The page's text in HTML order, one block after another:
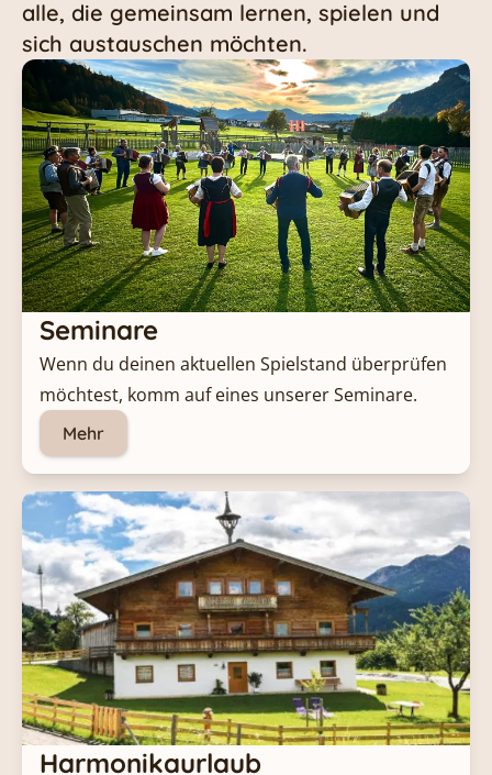
alle, die gemeinsam lernen, spielen und
sich austauschen möchten.
Seminare
Wenn du deinen aktuellen Spielstand überprüfen
möchtest, komm auf eines unserer Seminare.
Mehr
Harmonikaurlaub